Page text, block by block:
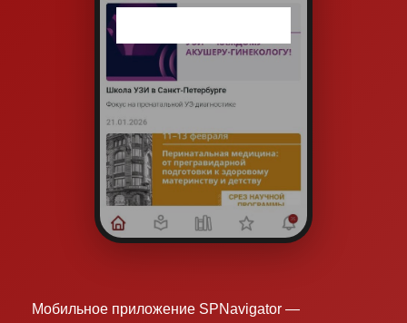
Мобильное приложение SPNavigator —